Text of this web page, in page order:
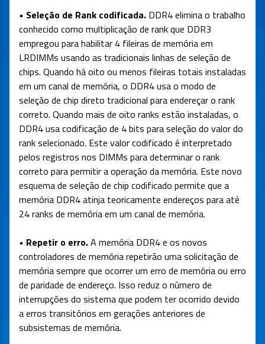
• Seleção de Rank codificada. DDR4 elimina o trabalho
conhecido como multiplicação de rank que DDR3
empregou para habilitar 4 fileiras de memória em
LRDIMMs usando as tradicionais linhas de seleção de
chips. Quando há oito ou menos fileiras totais instaladas
em um canal de memória, o DDR4 usa o modo de
seleção de chip direto tradicional para endereçar o rank
correto. Quando mais de oito ranks estão instaladas, o
DDR4 usa codificação de 4 bits para seleção do valor do
rank selecionado. Este valor codificado é interpretado
pelos registros nos DIMMs para determinar o rank
correto para permitir a operação da memória. Este novo
esquema de seleção de chip codificado permite que a
memória DDR4 atinja teoricamente endereços para até
24 ranks de memória em um canal de memória.
• Repetir o erro.A memória DDR4 e os novos
controladores de memória repetirão uma solicitação de
memória sempre que ocorrer um erro de memória ou erro
de paridade de endereço. Isso reduz o número de
interrupções do sistema que podem ter ocorrido devido
a erros transitórios em gerações anteriores de
subsistemas de memória.